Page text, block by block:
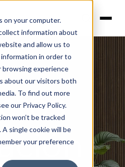
on your computer.
information about
and allow us to
in order to
browsing experience
about our visitors both
To find out more
our Privacy Policy.
won’t be tracked
single cookie will be
your preference